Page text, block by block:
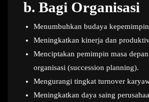
b. Bagi Organisasi
Menumbuhkan budaya
Meningkatkan kinerja dan
Menciptakan pemimpin masa
organisasi (succession planning).
Mengurangi tingkat turnover
Meningkatkan daya saing